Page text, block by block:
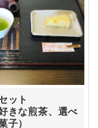
ット
好きな煎茶、選べ
子）